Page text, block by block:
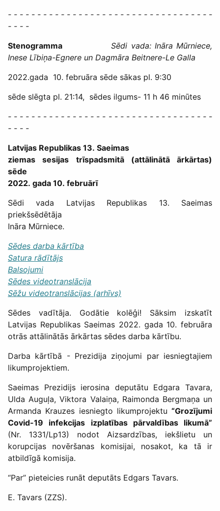
- - - - - - - - - - - - - - - - - - - - - - - - - - - - - - - - - - -
- - - -
StenogrammaSēdi vada: Ināra Mūrniece,
Inese Lībiņa-Egnere un Dagmāra Beitnere-Le Galla
2022.gada 10. februāra sēde sākas pl. 9:30
sēde slēgta pl. 21:14, sēdes ilgums- 11 h 46 minūtes
- - - - - - - - - - - - - - - - - - - - - - - - - - - - - - - - - - -
- - - -
Latvijas Republikas 13. Saeimas
ziemas sesijas trīspadsmitā (attālinātā ārkārtas)
sēde
2022. gada 10. februārī
Sēdi vada Latvijas Republikas 13. Saeimas
priekšsēdētāja
Ināra Mūrniece.
Sēdes darba kārtība
Satura rādītājs
Balsojumi
Sēdes videotranslācija
Sēžu videotranslācijas (arhīvs)
Sēdes vadītāja. Godātie kolēģi! Sāksim izskatīt
Latvijas Republikas Saeimas 2022. gada 10. februāra
otrās attālinātās ārkārtas sēdes darba kārtību.
Darba kārtībā - Prezidija ziņojumi par iesniegtajiem
likumprojektiem.
Saeimas Prezidijs ierosina deputātu Edgara Tavara,
Ulda Auguļa, Viktora Valaiņa, Raimonda Bergmaņa un
Armanda Krauzes iesniegto likumprojektu “Grozījumi
Covid-19 infekcijas izplatības pārvaldības likumā”
(Nr. 1331/Lp13) nodot Aizsardzības, iekšlietu un
korupcijas novēršanas komisijai, nosakot, ka tā ir
atbildīgā komisija.
“Par” pieteicies runāt deputāts Edgars Tavars.
E. Tavars (ZZS).